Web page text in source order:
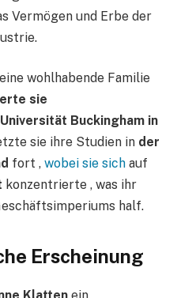
Vermögen und Erbe der
wohlhabende Familie
sie
Universität Buckingham in
sie ihre Studien in der
fort , wobei sie sich auf
konzentrierte , was ihr
half.
Erscheinung
Klatten ein